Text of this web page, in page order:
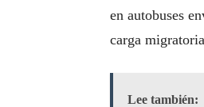
en autobuses
carga
Lee también: